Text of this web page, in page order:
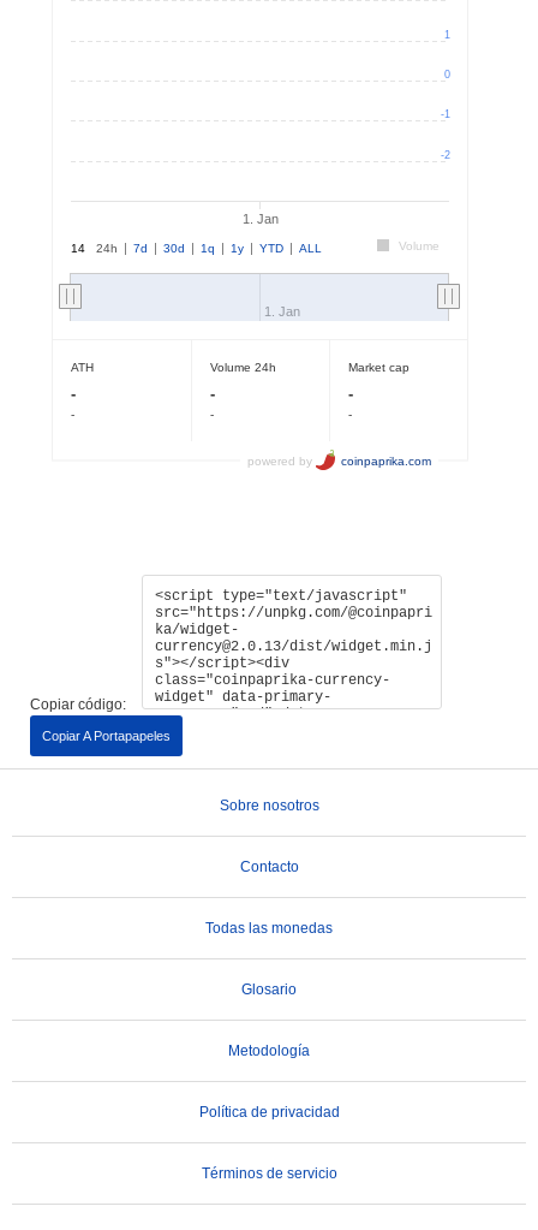
Copiar código:
Copiar A Portapapeles
Sobre nosotros
Contacto
Todas las monedas
Glosario
Metodología
Política de privacidad
Términos de servicio